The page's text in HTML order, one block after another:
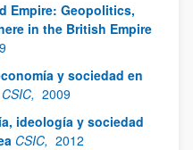
Empire: Geopolitics,
in the British Empire
y sociedad en
CSIC, 2009
ideología y sociedad
CSIC, 2012